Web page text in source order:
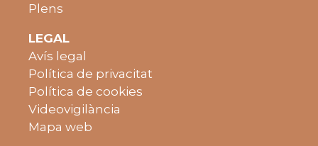
Plens
LEGAL
Avís legal
Política de privacitat
Política de cookies
Videovigilància
Mapa web